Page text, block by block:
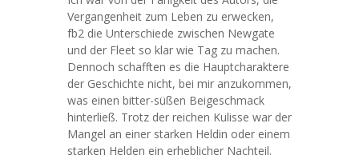
Vergangenheit zum Leben zu erwecken,
fb2 die Unterschiede zwischen Newgate
und der Fleet so klar wie Tag zu machen.
Dennoch schafften es die Hauptcharaktere
der Geschichte nicht, bei mir anzukommen,
was einen bitter-süßen Beigeschmack
hinterließ. Trotz der reichen Kulisse war der
Mangel an einer starken Heldin oder einem
starken Helden ein erheblicher Nachteil.